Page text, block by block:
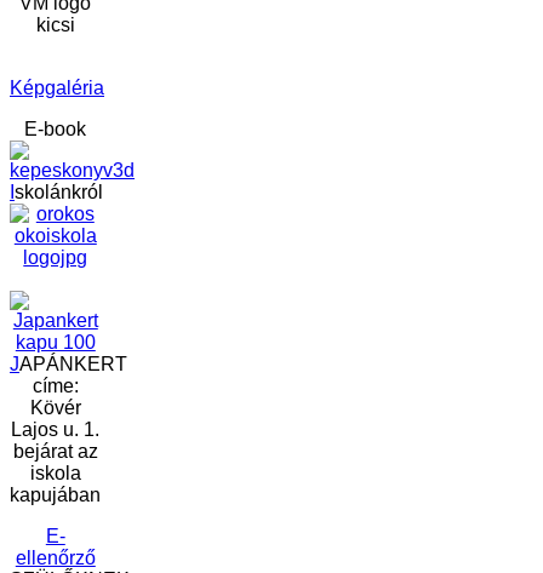
Képgaléria
E-book
skolánkról
JAPÁNKERT
címe:
Kövér
Lajos u. 1.
bejárat az
iskola
kapujában
E-
ellenőrző